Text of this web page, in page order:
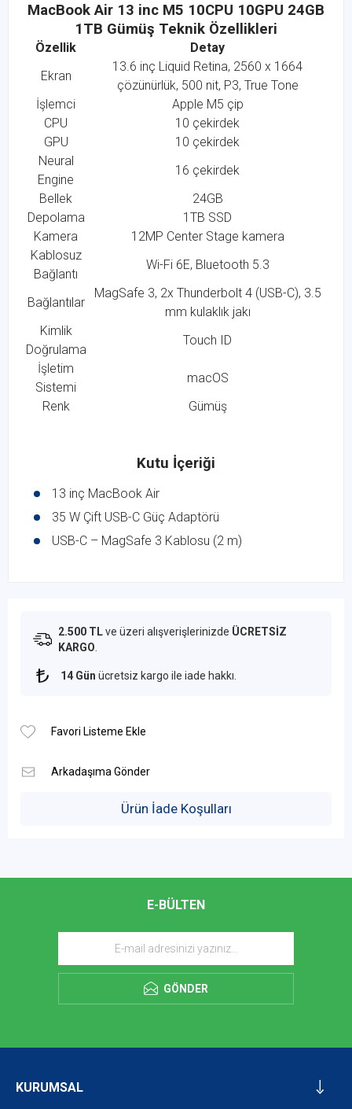
MacBook Air 13 inc M5 10CPU 10GPU 24GB
1TB Gümüş Teknik Özellikleri
Özellik
Detay
Ekran
13.6 inç Liquid Retina, 2560 x 1664
çözünürlük, 500 nit, P3, True Tone
İşlemci
Apple M5 çip
CPU
10 çekirdek
GPU
10 çekirdek
Neural
Engine
16 çekirdek
Bellek
24GB
Depolama
1TB SSD
Kamera
12MP Center Stage kamera
Kablosuz
Bağlantı
Wi-Fi 6E, Bluetooth 5.3
Bağlantılar
MagSafe 3, 2x Thunderbolt 4 (USB-C), 3.5
mm kulaklık jakı
Kimlik
Doğrulama
Touch ID
İşletim
Sistemi
macOS
Renk
Gümüş
Kutu İçeriği
13 inç MacBook Air
35 W Çift USB-C Güç Adaptörü
USB-C – MagSafe 3 Kablosu (2 m)
2.500 TLve üzeri alışverişlerinizde ÜCRETSİZ
KARGO
14 Gün ücretsiz kargo ile iade hakkı.
Ürün İade Koşulları
E-BÜLTEN
GÖNDER
KURUMSAL